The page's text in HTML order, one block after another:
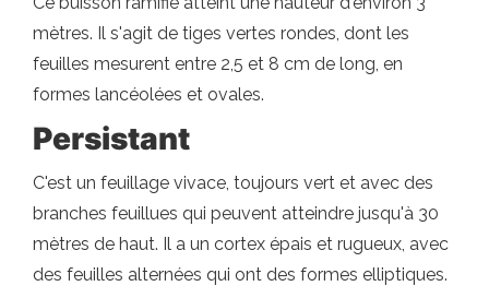
mètres. Il s'agit de tiges vertes rondes, dont les
feuilles mesurent entre 2,5 et 8 cm de long, en
formes lancéolées et ovales.
Persistant
C'est un feuillage vivace, toujours vert et avec des
branches feuillues qui peuvent atteindre jusqu'à 30
mètres de haut. Il a un cortex épais et rugueux, avec
des feuilles alternées qui ont des formes elliptiques.